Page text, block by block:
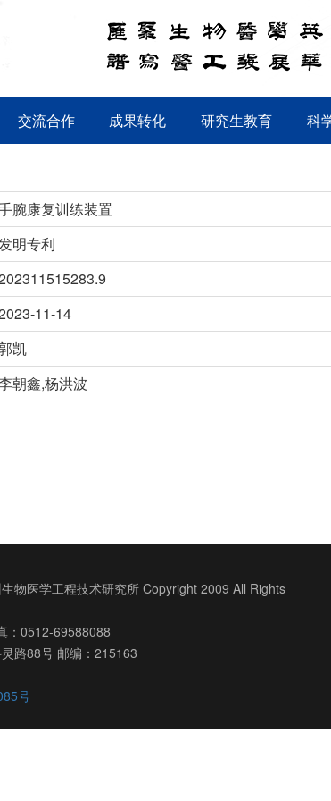
交流合作 成果转化 研究生教育 科
腕康复训练装置
明专利
11-14
凯
朝鑫,杨洪波
物医学工程技术研究所 Copyright 2009 All Rights
：0512-69588088
路88号 邮编：215163
号